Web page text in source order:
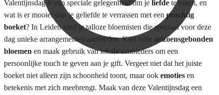
€ 0,00 0
Valentijnsdag is een speciale gelegenheid om je liefde te tonen, en
wat is er mooier dan je geliefde te verrassen met een prachtig
boeket? In Leiden vind je talloze bloemisten die speciaal voor deze
dag unieke arrangementen aanbieden. Kies voor seizoensgebonden
bloemen en maak gebruik van lokale aanbieders om een
persoonlijke touch te geven aan je gift. Vergeet niet dat het juiste
boeket niet alleen zijn schoonheid toont, maar ook emoties en
betekenis met zich meebrengt. Maak van deze Valentijnsdag een